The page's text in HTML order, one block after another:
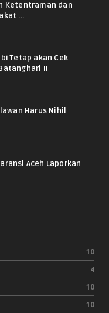
Ketentraman dan
...
Tetap akan Cek
II
Harus Nihil
Aceh Laporkan
10
4
10
10